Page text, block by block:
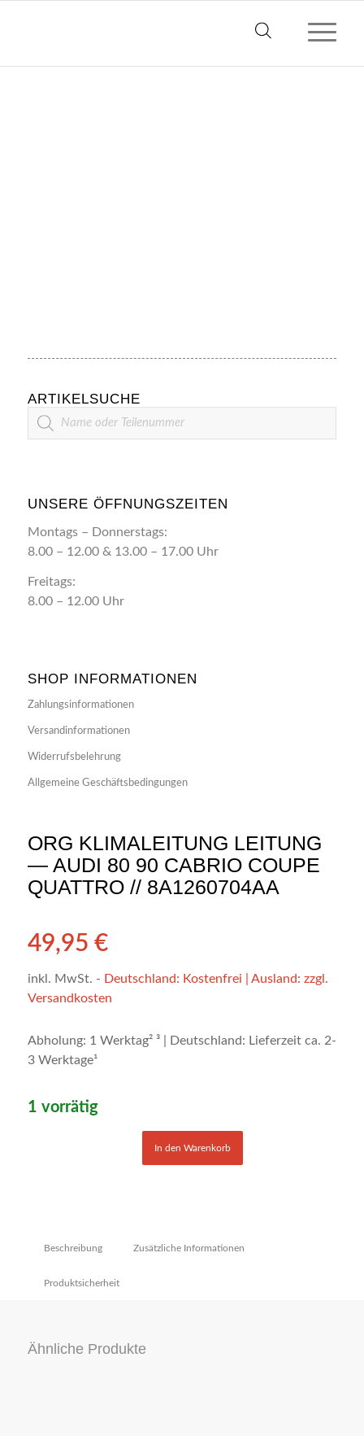
ARTIKELSUCHE
Artikelsuche
UNSERE ÖFFNUNGSZEITEN
Montags – Donnerstags:
8.00 – 12.00 & 13.00 – 17.00 Uhr
Freitags:
8.00 – 12.00 Uhr
SHOP INFORMATIONEN
Zahlungsinformationen
Versandinformationen
Widerrufsbelehrung
Allgemeine Geschäftsbedingungen
ORG KLIMALEITUNG LEITUNG
— AUDI 80 90 CABRIO COUPE
QUATTRO // 8A1260704AA
49,95 €
inkl. MwSt. - Deutschland: Kostenfrei | Ausland: zzgl.
Versandkosten
Abholung: 1 Werktag² ³ | Deutschland: Lieferzeit ca. 2-
3 Werktage¹
1 vorrätig
In den Warenkorb
Beschreibung Zusätzliche Informationen
Produktsicherheit
Ähnliche Produkte